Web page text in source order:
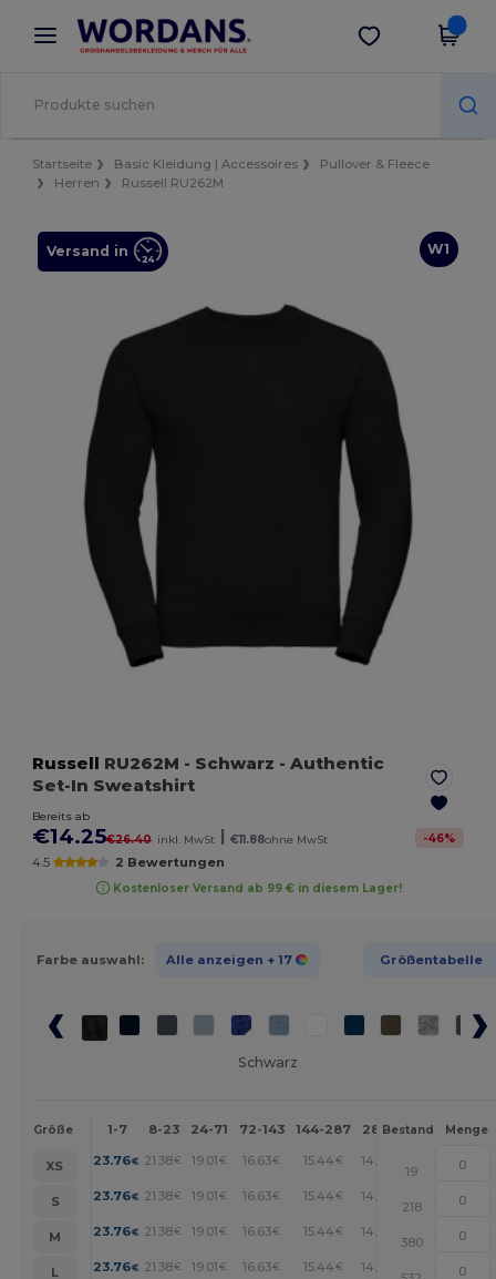
× Wordans App
Bessere Preise in der App!
App holen
Startseite Basic Kleidung | Accessoires
Pullover & Fleece
Herren
Russell RU262M
W1
Versand in
Russell RU262M - Schwarz - Authentic
Set-In Sweatshirt
Bereits ab
€14.25€26.40 inkl. MwSt | €11.88ohne MwSt -46%
4.5 2 Bewertungen
Kostenloser Versand ab 99 € in diesem Lager!
Farbe auswahl: Alle anzeigen + 17 Größentabelle
Schwarz
Größe 1-7 8-23 24-71 72-143 144-287 288 + Mehr
Bestand Menge
XS 23.76€ 21.38€ 19.01€ 16.63€ 15.44€ 14.25
19
S
23.76€ 21.38€ 19.01€ 16.63€ 15.44€ 14.25
218
M
23.76€ 21.38€ 19.01€ 16.63€ 15.44€ 14.25 +
380
L
23.76€ 21.38€ 19.01€ 16.63€ 15.44€ 14.25